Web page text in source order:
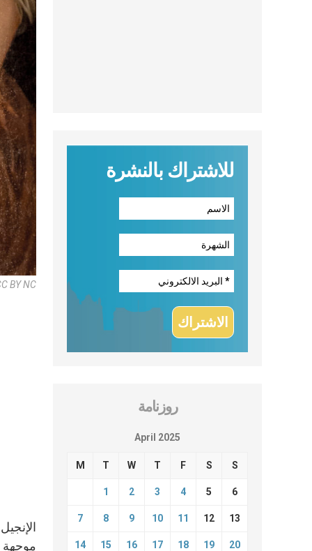
BY NC
موجهة
للاشتراك بالنشرة
روزنامة
April 2025
M T W T F S S
1 2 3 4 5 6
7 8 9 10 11 12 13
14 15 16 17 18 19 20